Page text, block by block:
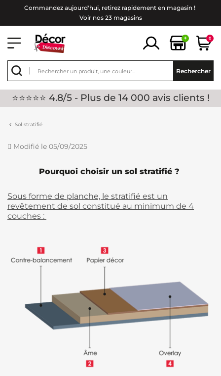
Commandez aujourd'hui, retirez rapidement en magasin !
Voir nos 23 magasins
+ 0
Rechercher
⭐⭐⭐⭐⭐ 4.8/5 - Plus de 14 000 avis clients !
Sol stratifié
Modifié le 05/09/2025
Pourquoi choisir un sol stratifié ?
Sous forme de planche, le stratifié est un
revêtement de sol constitué au minimum de 4
couches :